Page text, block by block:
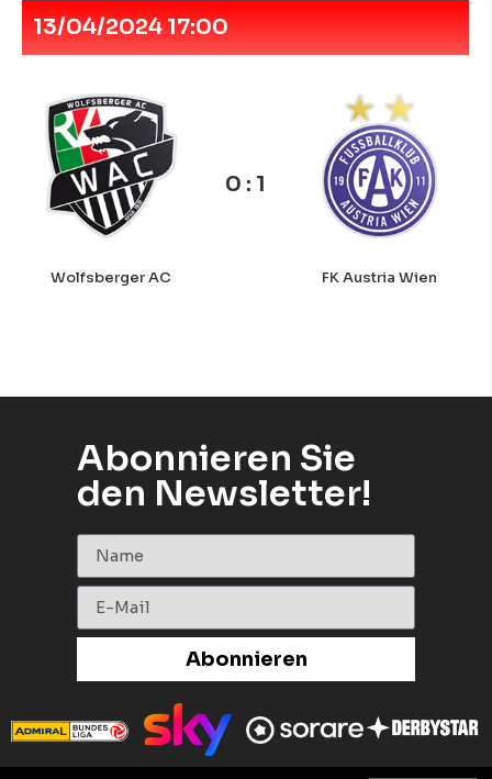
13/04/2024 17:00
Wolfsberger AC
0 : 1
FK Austria Wien
Abonnieren Sie
den Newsletter!
Abonnieren